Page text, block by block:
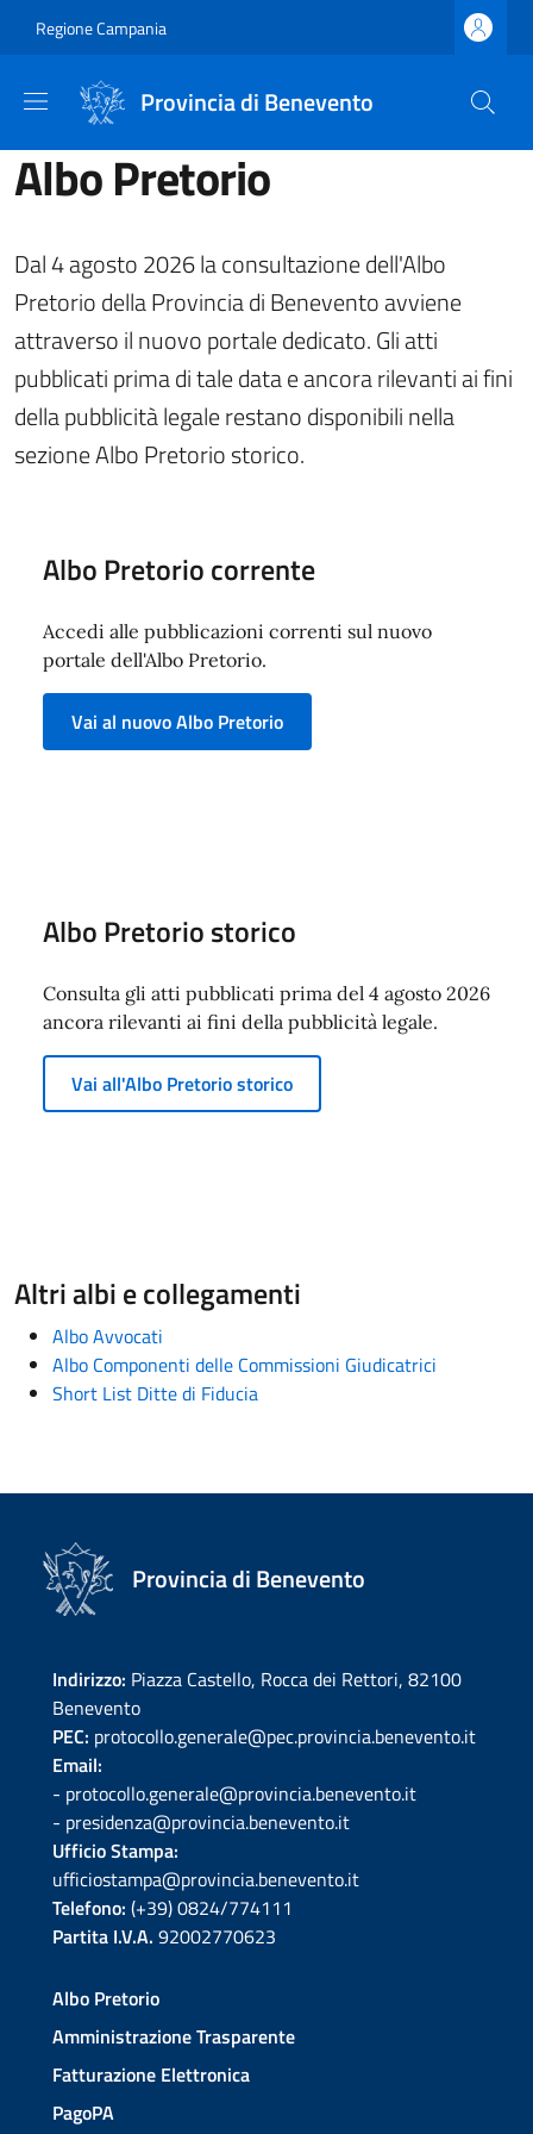
Regione Campania
Provincia di Benevento
Albo Pretorio
Dal 4 agosto 2026 la consultazione dell'Albo
Pretorio della Provincia di Benevento avviene
attraverso il nuovo portale dedicato. Gli atti
pubblicati prima di tale data e ancora rilevanti ai fini
della pubblicità legale restano disponibili nella
sezione Albo Pretorio storico.
Albo Pretorio corrente
Accedi alle pubblicazioni correnti sul nuovo
portale dell'Albo Pretorio.
Vai al nuovo Albo Pretorio
Albo Pretorio storico
Consulta gli atti pubblicati prima del 4 agosto 2026
ancora rilevanti ai fini della pubblicità legale.
Vai all'Albo Pretorio storico
Altri albi e collegamenti
Albo Avvocati
Albo Componenti delle Commissioni Giudicatrici
Short List Ditte di Fiducia
Provincia di Benevento
Indirizzo: Piazza Castello, Rocca dei Rettori, 82100
Benevento
PEC: protocollo.generale@pec.provincia.benevento.it
Email:
- protocollo.generale@provincia.benevento.it
- presidenza@provincia.benevento.it
Ufficio Stampa:
ufficiostampa@provincia.benevento.it
Telefono: (+39) 0824/774111
Partita I.V.A. 92002770623
Albo Pretorio
Amministrazione Trasparente
Fatturazione Elettronica
PagoPA